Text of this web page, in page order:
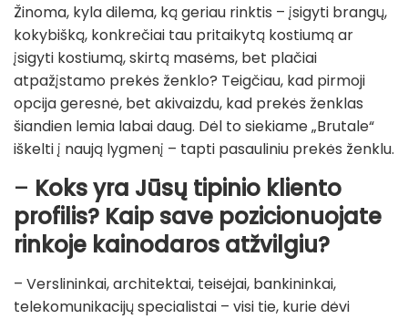
Žinoma, kyla dilema, ką geriau rinktis – įsigyti brangų,
kokybišką, konkrečiai tau pritaikytą kostiumą ar
įsigyti kostiumą, skirtą masėms, bet plačiai
atpažįstamo prekės ženklo? Teigčiau, kad pirmoji
opcija geresnė, bet akivaizdu, kad prekės ženklas
šiandien lemia labai daug. Dėl to siekiame „Brutale“
iškelti į naują lygmenį – tapti pasauliniu prekės ženklu.
– Koks yra Jūsų tipinio kliento
profilis? Kaip save pozicionuojate
rinkoje kainodaros atžvilgiu?
– Verslininkai, architektai, teisėjai, bankininkai,
telekomunikacijų specialistai – visi tie, kurie dėvi